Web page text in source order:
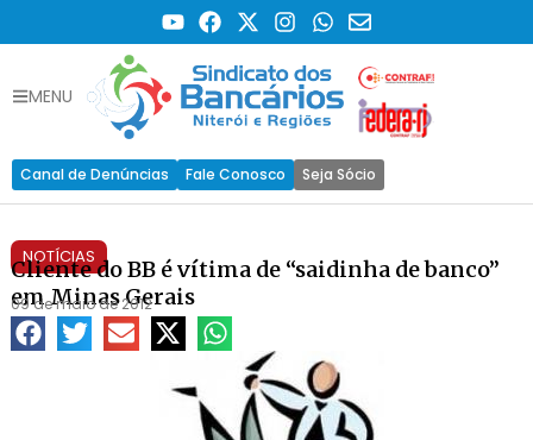
MENU
Canal de Denúncias Fale Conosco Seja Sócio
NOTÍCIAS
Cliente do BB é vítima de “saidinha de banco”
em Minas Gerais
09 de maio de 2012